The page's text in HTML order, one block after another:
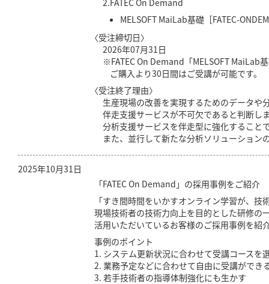
2.FATEC On Demand
MELSOFT MaiLab基礎［FATEC-
〈受注締切日〉
2026年07月31日
※FATEC On Demand「MELSOFT MaiLab
ご購入より30日間はご受講が可能です。
〈受注終了理由〉
生産現場の改善を実現するためのデータや
伴走支援サービスが不可欠であると判断し
分析支援サービスを伴走型に強化すること
また、並行して新たな分析ソリューション
2025年10月31日
「FATEC On Demand」の採用事例をご紹介
「すき間時間をいかすオンライン学習が、
現場技術者の技術力向上を目的とした研修の
活用いただいているお客様のご採用事例を紹
事例のポイント
1. システム更新状況に合わせて受講コースを
2. 業務予定などに合わせて自由に受講ができ
3. 若手技術者の指導体制強化にも生かす